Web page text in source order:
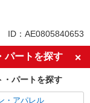
ID：AE0805840653
パートを探す
・パートを探す
・アパレル